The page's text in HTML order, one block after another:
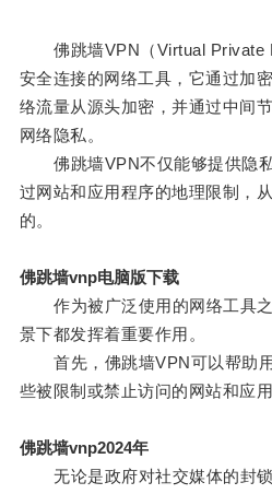
佛跳墙VPN（Virtual Private
安全连接的网络工具，它通过加
络流量从源头加密，并通过中间
网络隐私。
佛跳墙VPN不仅能够提供隐私
过网站和应用程序的地理限制，
的。
佛跳墙vnp电脑版下载
作为被广泛使用的网络工具之
景下都发挥着重要作用。
首先，佛跳墙VPN可以帮助用
些被限制或禁止访问的网站和应用
佛跳墙vnp2024年
无论是政府对社交媒体的封锁